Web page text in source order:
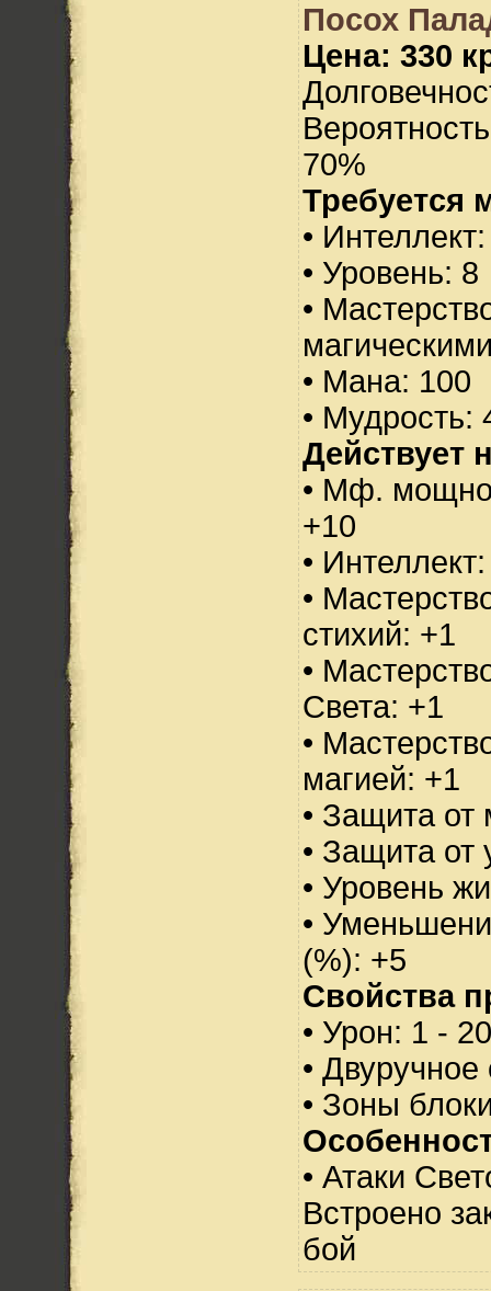
Посох
Цена: 330
70%
Требуется
•
• Уровень: 8
•
• Мана: 100
• Мудрость:
Действует
• Мф.
+10
•
•
стихий: +1
•
Света: +1
•
магией: +1
• Защита от
• Защита от
• Уровень
•
(%): +5
Свойства
• Урон: 1 - 20
•
• Зоны
• Атаки
Встроено
бой